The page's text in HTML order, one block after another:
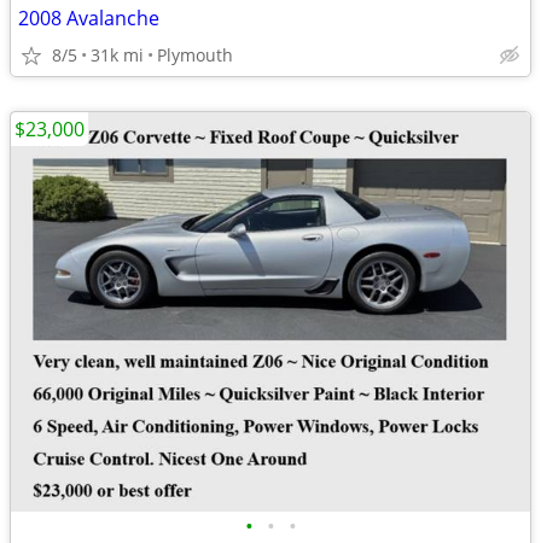
2008 Avalanche
8/5 31k mi Plymouth
• • •
$23,000